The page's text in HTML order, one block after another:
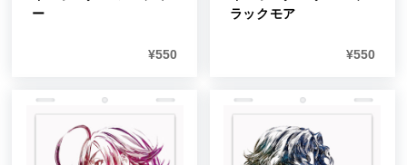
ー
¥550
ラックモア
¥550